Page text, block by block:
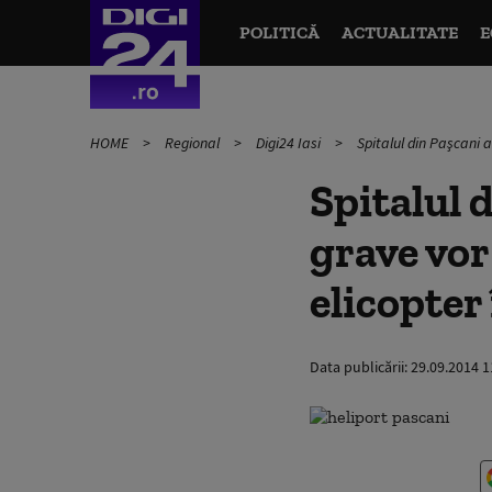
POLITICĂ ACTUALITATE
HOME Regional Digi24 Iasi Spitalul din Paşcani
Spitalul
grave
Data publicării:29.09.2014